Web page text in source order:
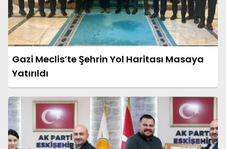
Gazi Meclis’te Şehrin Yol Haritası Masaya
Yatırıldı